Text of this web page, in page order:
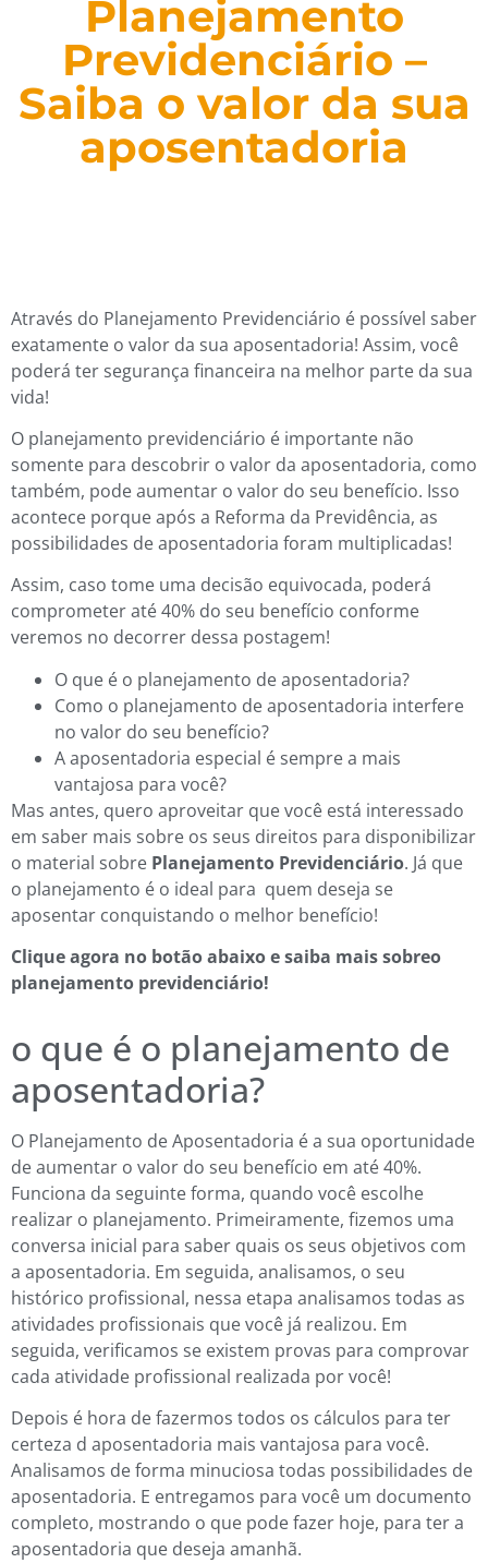
Planejamento
Previdenciário –
Saiba o valor da sua
aposentadoria
Através do Planejamento Previdenciário é possível saber
exatamente o valor da sua aposentadoria! Assim, você
poderá ter segurança financeira na melhor parte da sua
vida!
O planejamento previdenciário é importante não
somente para descobrir o valor da aposentadoria, como
também, pode aumentar o valor do seu benefício. Isso
acontece porque após a Reforma da Previdência, as
possibilidades de aposentadoria foram multiplicadas!
Assim, caso tome uma decisão equivocada, poderá
comprometer até 40% do seu benefício conforme
veremos no decorrer dessa postagem!
O que é o planejamento de aposentadoria?
Como o planejamento de aposentadoria interfere
no valor do seu benefício?
A aposentadoria especial é sempre a mais
vantajosa para você?
Mas antes, quero aproveitar que você está interessado
em saber mais sobre os seus direitos para disponibilizar
o material sobre Planejamento Previdenciário. Já que
o planejamento é o ideal para quem deseja se
aposentar conquistando o melhor benefício!
Clique agora no botão abaixo e saiba mais sobreo
planejamento previdenciário!
o que é o planejamento de
aposentadoria?
O Planejamento de Aposentadoria é a sua oportunidade
de aumentar o valor do seu benefício em até 40%.
Funciona da seguinte forma, quando você escolhe
realizar o planejamento. Primeiramente, fizemos uma
conversa inicial para saber quais os seus objetivos com
a aposentadoria. Em seguida, analisamos, o seu
histórico profissional, nessa etapa analisamos todas as
atividades profissionais que você já realizou. Em
seguida, verificamos se existem provas para comprovar
cada atividade profissional realizada por você!
Depois é hora de fazermos todos os cálculos para ter
certeza d aposentadoria mais vantajosa para você.
Analisamos de forma minuciosa todas possibilidades de
aposentadoria. E entregamos para você um documento
completo, mostrando o que pode fazer hoje, para ter a
aposentadoria que deseja amanhã.